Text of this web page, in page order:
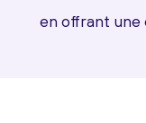
en offrant une